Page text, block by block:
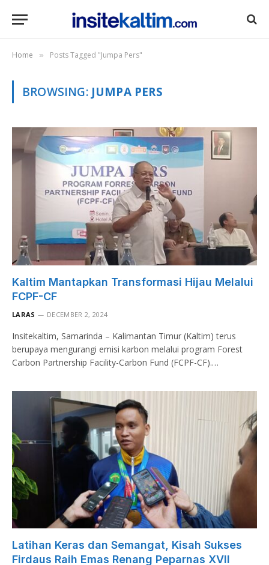
Home » Posts Tagged "Jumpa Pers"
BROWSING: JUMPA PERS
Kaltim Mantapkan Transformasi Hijau Melalui
FCPF-CF
LARAS DECEMBER 2, 2024
Insitekaltim, Samarinda – Kalimantan Timur (Kaltim) terus
berupaya mengurangi emisi karbon melalui program Forest
Carbon Partnership Facility-Carbon Fund (FCPF-CF).…
Latihan Keras dan Semangat, Kisah Sukses
Firdaus Raih Emas Renang Peparnas XVII